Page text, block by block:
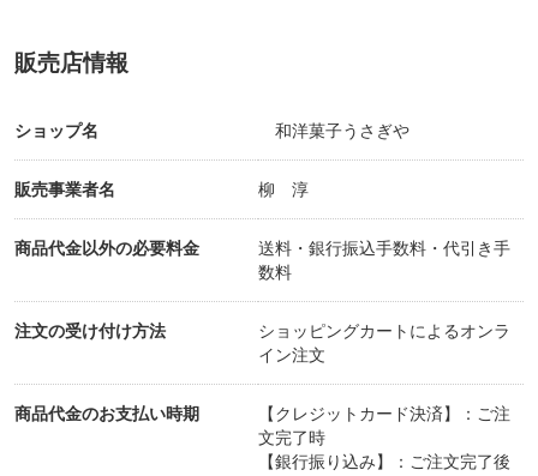
販売店情報
ショップ名 和洋菓子うさぎや
販売事業者名 柳 淳
商品代金以外の必要料金
送料・銀行振込手数料・代引き手
数料
注文の受け付け方法
ショッピングカートによるオンラ
イン注文
商品代金のお支払い時期
【クレジットカード決済】：ご注
文完了時
【銀行振り込み】：ご注文完了後